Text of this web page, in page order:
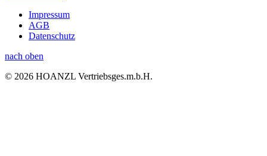
Impressum
AGB
Datenschutz
nach oben
© 2026 HOANZL Vertriebsges.m.b.H.